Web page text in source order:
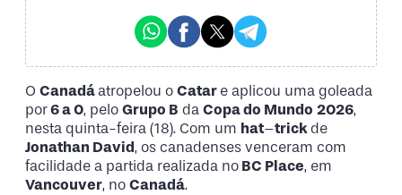
O Canadáatropelou o Catar e aplicou uma goleada
por6 a 0, pelo Grupo B da Copa do Mundo 2026,
nesta quinta-feira (18). Com um hat–trickde
Jonathan David, os canadenses venceram com
facilidade a partida realizada no BC Place, em
Vancouver, no Canadá.